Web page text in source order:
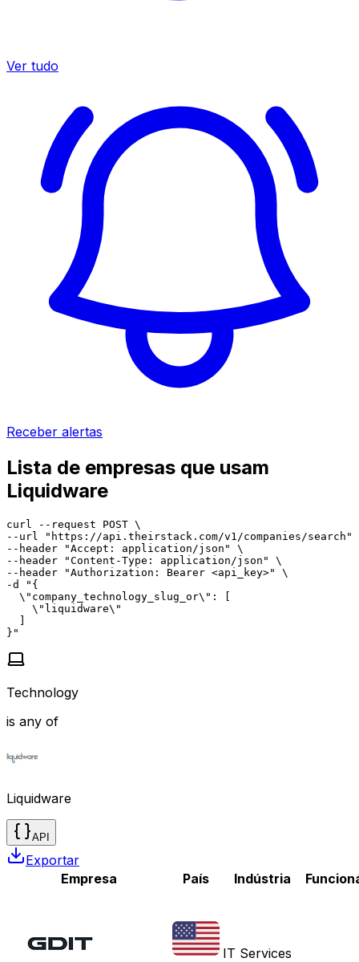
Ver tudo
Receber alertas
Lista de empresas que usam
Liquidware
curl --request POST \
--url "https://api.theirstack.com/v1/companies/search"
--header "Accept: application/json" \
--header "Content-Type: application/json" \
--header "Authorization: Bearer <api_key>" \
-d "{
  \"company_technology_slug_or\": [
    \"liquidware\"
  ]
}"
Technology
is any of
Liquidware
API
Exportar
Empresa
País Indústria
IT Services